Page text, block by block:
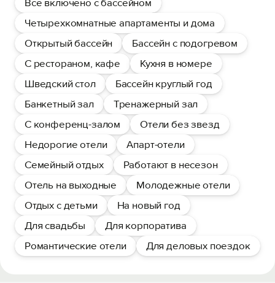
Все включено с бассейном
Четырехкомнатные апартаменты и дома
Открытый бассейн
Бассейн с подогревом
С рестораном, кафе
Кухня в номере
Шведский стол
Бассейн круглый год
Банкетный зал
Тренажерный зал
С конференц-залом
Отели без звезд
Недорогие отели
Апарт-отели
Семейный отдых
Работают в несезон
Отель на выходные
Молодежные отели
Отдых с детьми
На новый год
Для свадьбы
Для корпоратива
Романтические отели
Для деловых поездок